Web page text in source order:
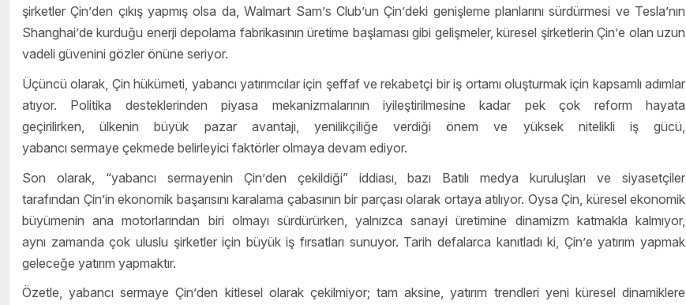
şirketler Çin’den çıkış yapmış olsa da, Walmart Sam’s Club’un Çin’deki genişleme planlarını sürdürmesi ve Tesla’nın
Shanghai’de kurduğu enerji depolama fabrikasının üretime başlaması gibi gelişmeler, küresel şirketlerin Çin’e olan uzun
vadeli güvenini gözler önüne seriyor.
Üçüncü olarak, Çin hükümeti, yabancı yatırımcılar için şeffaf ve rekabetçi bir iş ortamı oluşturmak için kapsamlı adımlar
atıyor. Politika desteklerinden piyasa mekanizmalarının iyileştirilmesine kadar pek çok reform hayata
geçirilirken, ülkenin büyük pazar avantajı, yenilikçiliğe verdiği önem ve yüksek nitelikli iş gücü,
yabancı sermaye çekmede belirleyici faktörler olmaya devam ediyor.
Son olarak, “yabancı sermayenin Çin’den çekildiği” iddiası, bazı Batılı medya kuruluşları ve siyasetçiler
tarafından Çin’in ekonomik başarısını karalama çabasının bir parçası olarak ortaya atılıyor. Oysa Çin, küresel ekonomik
büyümenin ana motorlarından biri olmayı sürdürürken, yalnızca sanayi üretimine dinamizm katmakla kalmıyor,
aynı zamanda çok uluslu şirketler için büyük iş fırsatları sunuyor. Tarih defalarca kanıtladı ki, Çin’e yatırım yapmak
geleceğe yatırım yapmaktır.
Özetle, yabancı sermaye Çin’den kitlesel olarak çekilmiyor; tam aksine, yatırım trendleri yeni küresel dinamiklere